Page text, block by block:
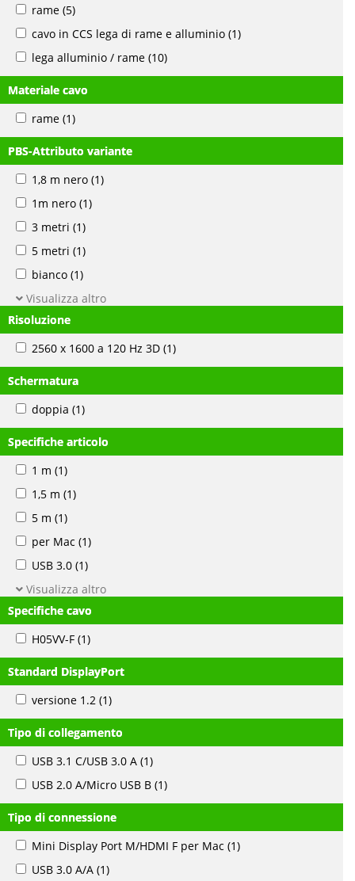
rame (5)
cavo in CCS lega di rame e alluminio (1)
lega alluminio / rame (10)
Materiale cavo
rame (1)
PBS-Attributo variante
1,8 m nero (1)
1m nero (1)
3 metri (1)
5 metri (1)
bianco (1)
Visualizza altro
Risoluzione
2560 x 1600 a 120 Hz 3D (1)
Schermatura
doppia (1)
Specifiche articolo
1 m (1)
1,5 m (1)
5 m (1)
per Mac (1)
USB 3.0 (1)
Visualizza altro
Specifiche cavo
H05VV-F (1)
Standard DisplayPort
versione 1.2 (1)
Tipo di collegamento
USB 3.1 C/USB 3.0 A (1)
USB 2.0 A/Micro USB B (1)
Tipo di connessione
Mini Display Port M/HDMI F per Mac (1)
USB 3.0 A/A (1)